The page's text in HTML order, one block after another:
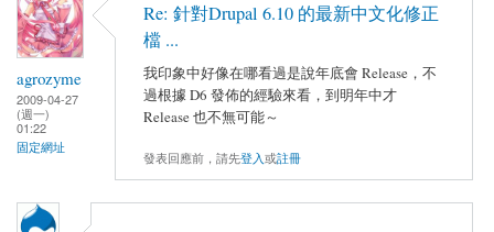
agrozyme
2009-04-27
(週一)
01:22
固定網址
Re: 針對Drupal 6.10 的最新中文化修正
檔 ...
我印象中好像在哪看過是說年底會 Release，不
過根據 D6 發佈的經驗來看，到明年中才
Release 也不無可能～
發表回應前，請先登入或註冊